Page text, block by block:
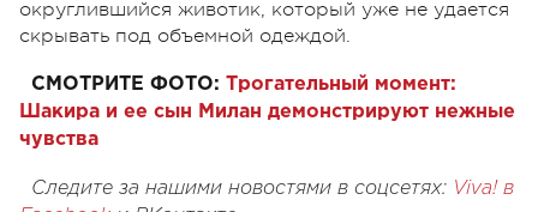
округлившийся животик, который уже не удается
скрывать под объемной одеждой.
СМОТРИТЕ ФОТО: Трогательный момент:
Шакира и ее сын Милан демонстрируют нежные
чувства
Следите за нашими новостями в соцсетях: Viva! в